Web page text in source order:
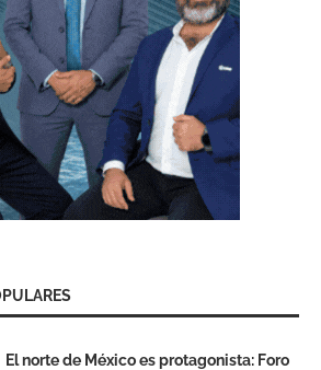
El norte de México es protagonista: Foro